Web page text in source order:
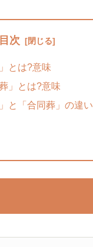
目次
とは?意味
葬」とは?意味
」と「合同葬」の違い